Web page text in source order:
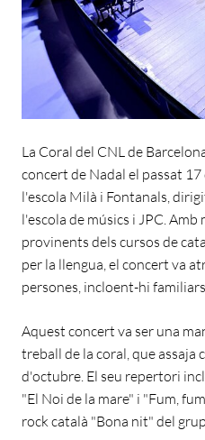
La Coral del CNL de
concert de Nadal el passat
l'escola Milà i Fontanals,
l'escola de músics i JPC.
provinents dels cursos de
per la llengua, el concert va
persones, incloent-hi
Aquest concert va ser una
treball de la coral, que assaja
d'octubre. El seu repertori
"El Noi de la mare" i "Fum,
rock català "Bona nit" del